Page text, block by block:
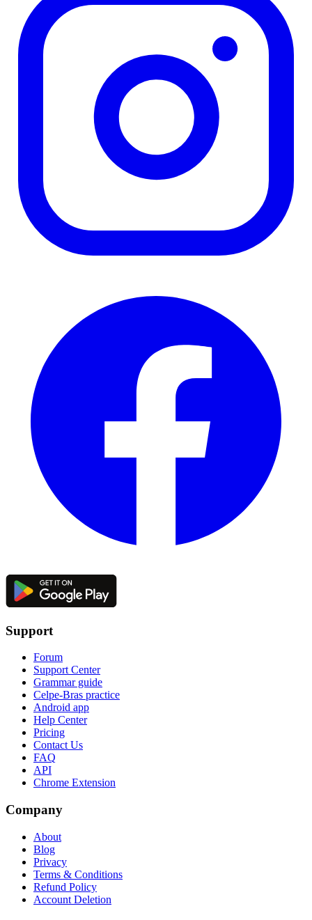
Support
Forum
Support Center
Grammar guide
Celpe-Bras practice
Android app
Help Center
Pricing
Contact Us
FAQ
API
Chrome Extension
Company
About
Blog
Privacy
Terms & Conditions
Refund Policy
Account Deletion